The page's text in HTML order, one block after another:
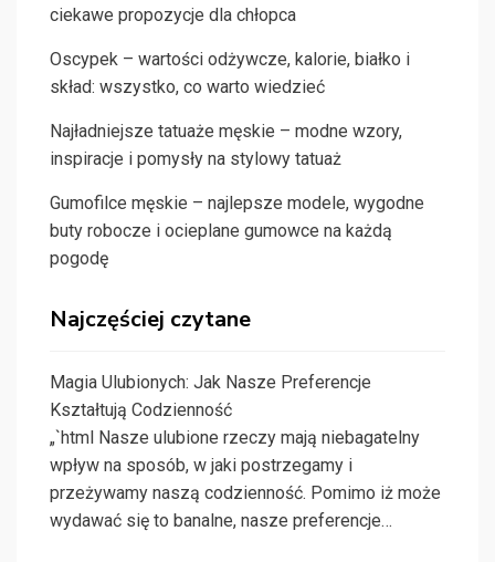
ciekawe propozycje dla chłopca
Oscypek – wartości odżywcze, kalorie, białko i
skład: wszystko, co warto wiedzieć
Najładniejsze tatuaże męskie – modne wzory,
inspiracje i pomysły na stylowy tatuaż
Gumofilce męskie – najlepsze modele, wygodne
buty robocze i ocieplane gumowce na każdą
pogodę
Najczęściej czytane
Magia Ulubionych: Jak Nasze Preferencje
Kształtują Codzienność
„`html Nasze ulubione rzeczy mają niebagatelny
wpływ na sposób, w jaki postrzegamy i
przeżywamy naszą codzienność. Pomimo iż może
wydawać się to banalne, nasze preferencje…